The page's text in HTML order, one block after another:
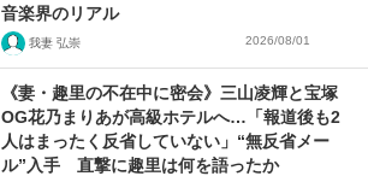
音楽界のリアル
我妻 弘崇 2026/08/01
《妻・趣里の不在中に密会》三山凌輝と宝塚
OG花乃まりあが高級ホテルへ…「報道後も2
人はまったく反省していない」“無反省メー
ル”入手 直撃に趣里は何を語ったか